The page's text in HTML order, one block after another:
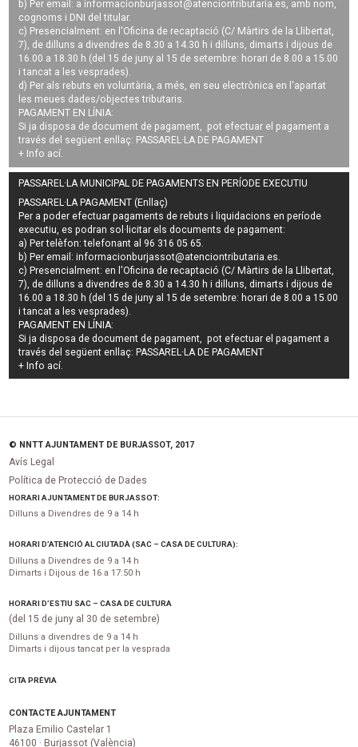
b) Per email: a informacionburjassot@atenciontributaria.es, amb nom,
cognoms i DNI del titular.
c) Presencialment: en l'Oficina de recaptació (C/ Màrtirs de la Llibertat,
7), de dilluns a divendres de 8.30 a 14.30 h i dilluns, dimarts i dijous de
16.00 a 18.30 h (del 15 de juny al 15 de setembre: horari de 8.00 a 15.00
i tancat a les vesprades).
d) Per als rebuts en voluntària, a més, en seu electrònica en l'apartat
les meues dades/objectes tributaris.
PAGAMENT EN LÍNIA:
Si ja disposa de document de pagament, pot efectuar el pagament a
través del següent enllaç: PASSAREL·LA DE PAGAMENT
+ Info ací.
PASSAREL·LA MUNICIPAL DE PAGAMENTS EN PERÍODE EXECUTIU
PASSAREL·LA PAGAMENT (Enllaç)
Per a poder efectuar pagaments derebuts i liquidacions en període
executiu , es podran sol·licitar els documents de pagament:
a) Per telèfon: telefonant al 96 316 05 65.
b) Per email:informacionburjassot@atenciontributaria.es
c) Presencialment: en l'Oficina de recaptació (C/ Màrtirs de la Llibertat,
7), de dilluns a divendres de 8.30 a 14.30 h i dilluns, dimarts i dijous de
16.00 a 18.30 h (del 15 de juny al 15 de setembre: horari de 8.00 a 15.00
i tancat a les vesprades).
PAGAMENT EN LÍNIA:
Si ja disposa de document de pagament, pot efectuar el pagament a
través del següent enllaç:PASSAREL·LA DE PAGAMENT
+ Info ací
© NNTT AJUNTAMENT DE BURJASSOT, 2017
Avís Legal
Política de Protecció de Dades
HORARI AJUNTAMENT DE BURJASSOT:
Dilluns a Divendres de 9 a 14 h
HORARI D’ATENCIÓ AL CIUTADÀ (SAC – CASA DE CULTURA):
Dilluns a Divendres de 9 a 14 h
Dimarts i Dijous de 16 a 17:50 h
HORARI D’ESTIU SAC – CASA DE CULTURA
(del 15 de juny al 30 de setembre)
Dilluns a divendres de 9 a 14 h
Dimarts i dijous tancat per la vesprada
CITA PRÈVIA
CONTACTE AJUNTAMENT
Plaza Emilio Castelar 1
46100 · Burjassot (València)